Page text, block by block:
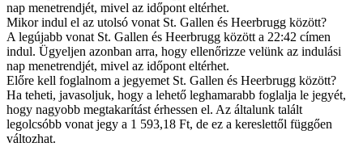
nap menetrendjét, mivel az időpont eltérhet.
Mikor indul el az utolsó vonat St. Gallen és Heerbrugg között?
A legújabb vonat St. Gallen és Heerbrugg között a 22:42 címen
indul. Ügyeljen azonban arra, hogy ellenőrizze velünk az indulási
nap menetrendjét, mivel az időpont eltérhet.
Előre kell foglalnom a jegyemet St. Gallen és Heerbrugg között?
Ha teheti, javasoljuk, hogy a lehető leghamarabb foglalja le jegyét,
hogy nagyobb megtakarítást érhessen el. Az általunk talált
legolcsóbb vonat jegy a 1 593,18 Ft, de ez a kereslettől függően
változhat.